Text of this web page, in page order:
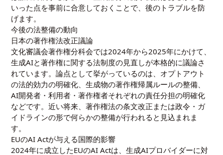
いった点を事前に合意しておくことで、後のトラブルを防
げます。
今後の法整備の動向
日本の著作権法改正議論
文化審議会著作権分科会では2024年から2025年にかけて、
生成AIと著作権に関する法制度の見直しが本格的に議論さ
れています。論点として挙がっているのは、オプトアウト
の法的効力の明確化、生成物の著作権帰属ルールの整備、
AI開発者・利用者・著作権者それぞれの責任分担の明確化
などです。近い将来、著作権法の条文改正または政令・ガ
イドラインの形で何らかの整備が行われると見込まれま
す。
EUのAI Actが与える国際的影響
2024年に成立したEUのAI Actは、生成AIプロバイダーに対